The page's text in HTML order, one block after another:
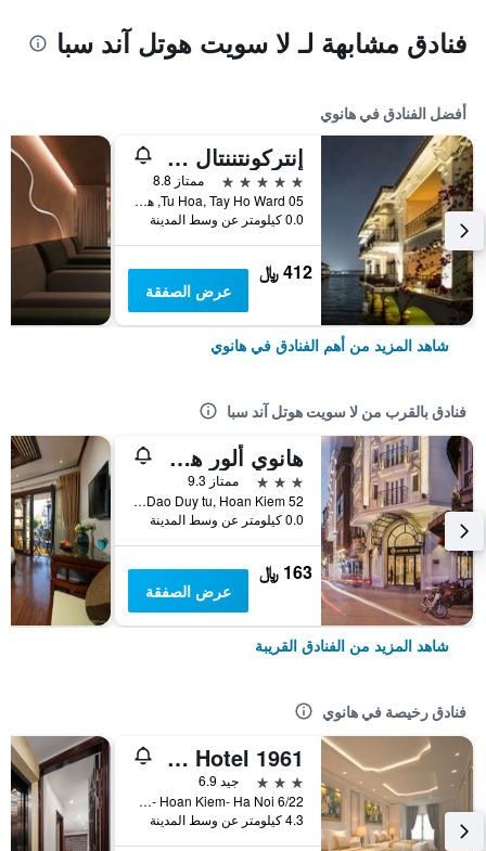
فنادق مشابهة لـ لا سويت هوتل آند سبا
أفضل الفنادق في هانوي
إنتركونتننتال هانوي يستليك
5 نجوم
ممتاز 8.8
05 Tu Hoa, Tay Ho Ward, هانوي, فيتنام
0.0 كيلومتر عن وسط المدينة
412 ﷼
عرض الصفقة
شاهد المزيد من أهم الفنادق في هانوي
فنادق بالقرب من لا سويت هوتل آند سبا
هانوي ألور هوتل
3 نجوم
ممتاز 9.3
52 Dao Duy tu, Hoan Kiem, هانوي, فيتنام
0.0 كيلومتر عن وسط المدينة
163 ﷼
عرض الصفقة
شاهد المزيد من الفنادق القريبة
فنادق رخيصة في هانوي
Old Quarter Hotel 1961
3 نجوم
جيد 6.9
6/22 Hang Voi Street- Ly Thai To- Hoan Kiem- Ha Noi, هانوي, فيتنام
4.3 كيلومتر عن وسط المدينة